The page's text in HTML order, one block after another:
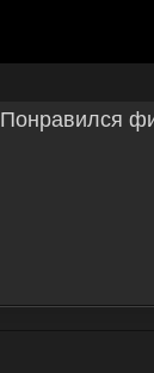
Понравился